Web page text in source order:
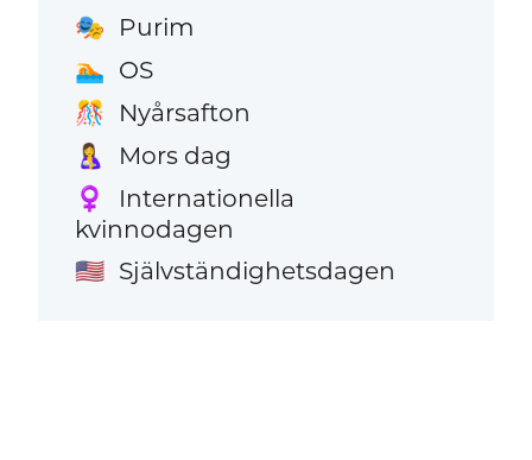
🎭 Purim
🏊 OS
🎊 Nyårsafton
🤱 Mors dag
♀️
Internationella
kvinnodagen
🇺🇸 Självständighetsdagen